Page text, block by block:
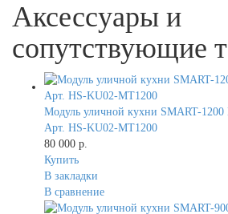
Аксессуары и
сопутствующие
Модуль уличной кухни SMART-1200
Арт. HS-KU02-MT1200
80 000 р.
Купить
В закладки
В сравнение